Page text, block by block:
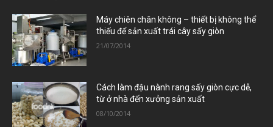
Máy chiên chân không – thiết bị không thể
thiếu để sản xuất trái cây sấy giòn
21/07/2014
Cách làm đậu nành rang sấy giòn cực dễ,
từ ở nhà đến xưởng sản xuất
08/10/2014